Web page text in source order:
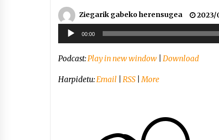
Ziegarik gabeko herensugea
2023/
Soinu
erreproduzigailua
00:00
Podcast:Play in new window Download
Harpidetu:Email RSS |More